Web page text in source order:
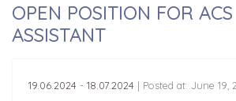
OPEN POSITION FOR
ASSISTANT
19.06.2024 - 18.07.2024 | Posted at: June 19,